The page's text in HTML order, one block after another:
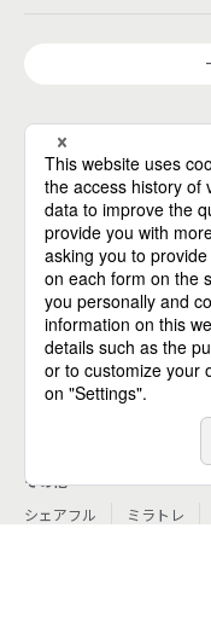
個人向けサービス
人材派遣
テンプスタッフ
ジョブ
フレキシブルキャリア
転職・就職
doda
エグゼクティブ
doda
その他
シェアフル
ミラトレ